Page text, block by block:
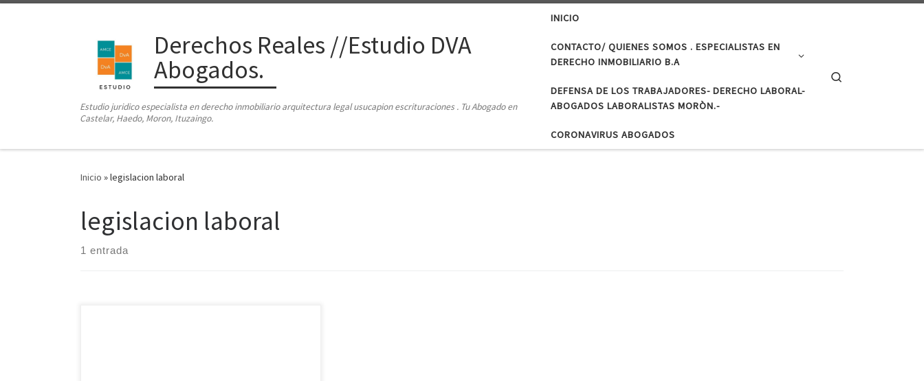
Derechos Reales //Estudio DVA
Abogados.
Estudio juridico especialista en derecho inmobiliario arquitectura legal usucapion escrituraciones . Tu Abogado en
Castelar, Haedo, Moron, Ituzaingo.
INICIO
CONTACTO/ QUIENES SOMOS . ESPECIALISTAS EN
DERECHO INMOBILIARIO B.A
DEFENSA DE LOS TRABAJADORES- DERECHO LABORAL-
ABOGADOS LABORALISTAS MORÒN.-
CORONAVIRUS ABOGADOS
Inicio »legislacion laboral
legislacion laboral
1 entrada